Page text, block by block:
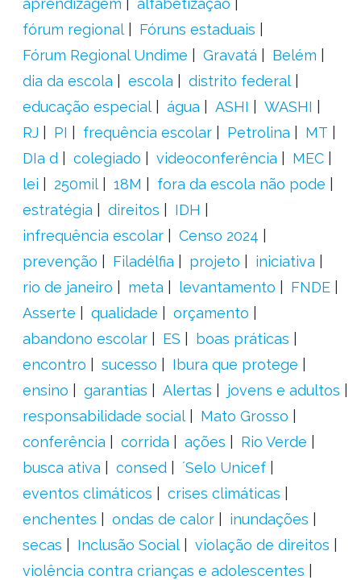
aprendizagem
alfabetização
fórum regional
Fóruns estaduais
Fórum Regional Undime
Gravatá
Belém
dia da escola
escola
distrito federal
educação especial
água ASHI
WASHI
RJ
PI frequência escolar Petrolina
MT
DIa d
colegiado videoconferência
MEC
lei
250mil 18M
fora da escola não pode
estratégia
direitos
IDH
infrequência escolar
Censo 2024
prevenção
Filadélfia projeto
iniciativa
rio de janeiro
meta levantamento
FNDE
Asserte
qualidade
orçamento
abandono escolar
ES
boas práticas
encontro
sucesso
Ibura que protege
ensino
garantias Alertas
jovens e adultos
responsabilidade social
Mato Grosso
conferência
corrida ações
Rio Verde
busca ativa
consed
´Selo Unicef
eventos climáticos
crises climáticas
enchentes
ondas de calor
inundações
secas
Inclusão Social
violação de direitos
violência contra crianças e adolescentes